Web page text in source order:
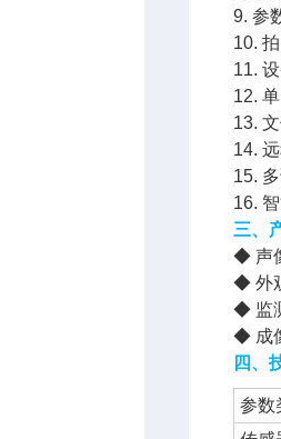
9.
10.
11.
12.
13.
14.
15.
16.
三、
◆ 声
◆ 外
◆ 监
◆ 成
四、
参数